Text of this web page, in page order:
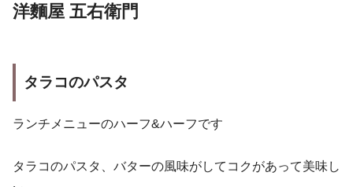
洋麵屋 五右衛門
タラコのパスタ
ランチメニューのハーフ&ハーフです
タラコのパスタ、バターの風味がしてコクがあって美味し